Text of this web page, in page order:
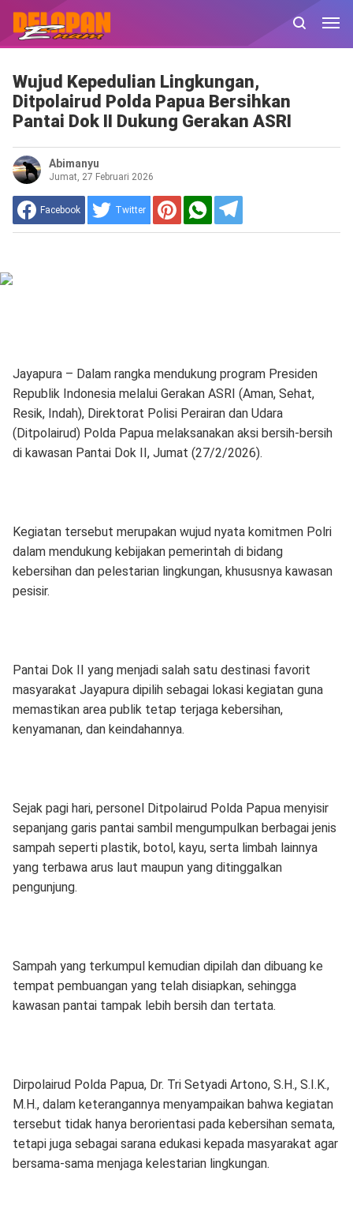
Wujud Kepedulian Lingkungan,
Ditpolairud Polda Papua Bersihkan
Pantai Dok II Dukung Gerakan ASRI
Abimanyu
Jumat, 27 Februari 2026
Facebook Twitter
Jayapura – Dalam rangka mendukung program Presiden
Republik Indonesia melalui Gerakan ASRI (Aman, Sehat,
Resik, Indah), Direktorat Polisi Perairan dan Udara
(Ditpolairud) Polda Papua melaksanakan aksi bersih-bersih
di kawasan Pantai Dok II, Jumat (27/2/2026).
Kegiatan tersebut merupakan wujud nyata komitmen Polri
dalam mendukung kebijakan pemerintah di bidang
kebersihan dan pelestarian lingkungan, khususnya kawasan
pesisir.
Pantai Dok II yang menjadi salah satu destinasi favorit
masyarakat Jayapura dipilih sebagai lokasi kegiatan guna
memastikan area publik tetap terjaga kebersihan,
kenyamanan, dan keindahannya.
Sejak pagi hari, personel Ditpolairud Polda Papua menyisir
sepanjang garis pantai sambil mengumpulkan berbagai jenis
sampah seperti plastik, botol, kayu, serta limbah lainnya
yang terbawa arus laut maupun yang ditinggalkan
pengunjung.
Sampah yang terkumpul kemudian dipilah dan dibuang ke
tempat pembuangan yang telah disiapkan, sehingga
kawasan pantai tampak lebih bersih dan tertata.
Dirpolairud Polda Papua, Dr. Tri Setyadi Artono, S.H., S.I.K.,
M.H., dalam keterangannya menyampaikan bahwa kegiatan
tersebut tidak hanya berorientasi pada kebersihan semata,
tetapi juga sebagai sarana edukasi kepada masyarakat agar
bersama-sama menjaga kelestarian lingkungan.